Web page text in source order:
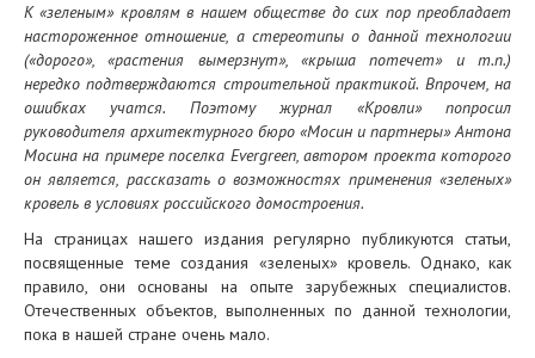
К «зеленым» кровлям в нашем обществе до сих пор преобладает
настороженное отношение, а стереотипы о данной технологии
(«дорого», «растения вымерзнут», «крыша потечет» и т.п.)
нередко подтверждаются строительной практикой. Впрочем, на
ошибках учатся. Поэтому журнал «Кровли» попросил
руководителя архитектурного бюро «Мосин и партнеры» Антона
Мосина на примере поселка Evergreen, автором проекта которого
он является, рассказать о возможностях применения «зеленых»
кровель в условиях российского домостроения.
На страницах нашего издания регулярно публикуются статьи,
посвященные теме создания «зеленых» кровель. Однако, как
правило, они основаны на опыте зарубежных специалистов.
Отечественных объектов, выполненных по данной технологии,
пока в нашей стране очень мало.